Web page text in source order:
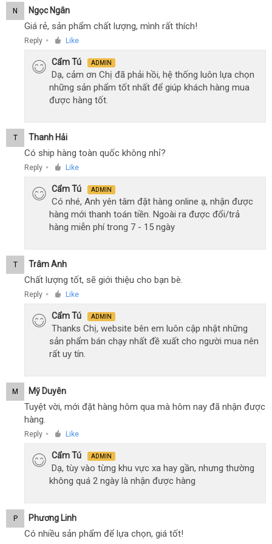
N Ngọc Ngân
Giá rẻ, sản phẩm chất lượng, mình rất thích!
Reply ● Like
Cẩm Tú ADMIN
Dạ, cảm ơn Chị đã phải hồi, hệ thống luôn lựa chọn
những sản phẩm tốt nhất để giúp khách hàng mua
được hàng tốt.
T Thanh Hải
Có ship hàng toàn quốc không nhỉ?
Reply ● Like
Cẩm Tú ADMIN
Có nhé, Anh yên tâm đặt hàng online ạ, nhận được
hàng mới thanh toán tiền. Ngoài ra được đổi/trả
hàng miễn phí trong 7 - 15 ngày
T Trâm Anh
Chất lượng tốt, sẽ giới thiệu cho bạn bè.
Reply ● Like
Cẩm Tú ADMIN
Thanks Chị, website bên em luôn cập nhật những
sản phẩm bán chạy nhất đề xuất cho người mua nên
rất uy tín.
M Mỹ Duyên
Tuyệt vời, mới đặt hàng hôm qua mà hôm nay đã nhận được
hàng.
Reply ● Like
Cẩm Tú ADMIN
Dạ, tùy vào từng khu vực xa hay gần, nhưng thường
không quá 2 ngày là nhận được hàng
P Phương Linh
Có nhiều sản phẩm để lựa chọn, giá tốt!